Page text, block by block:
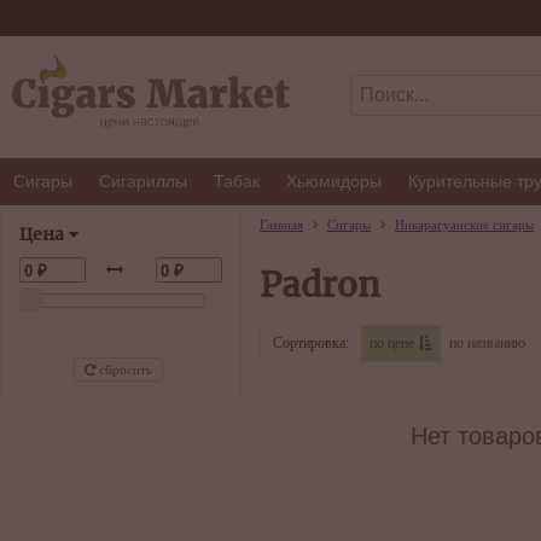
Сигары Сигариллы Табак Хьюмидоры Курительные
Цена
сбросить
Главная Сигары Никарагуанские сигары
Padron
Сортировка: по цене по названию
Нет